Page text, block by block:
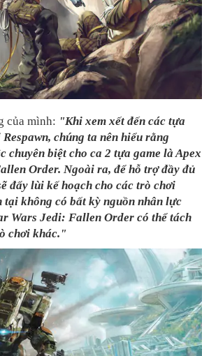
của mình: "Khi xem xết đến các tựa
chúng ta nên hiểu rằng
chuyên biệt cho ca 2 tựa game là Apex
Order. Ngoài ra, để hỗ trợ đầy đủ
đẩy lùi kế hoạch cho các trò chơi
không có bất kỳ nguồn nhân lực
Wars Jedi: Fallen Order có thể tách
chơi khác."